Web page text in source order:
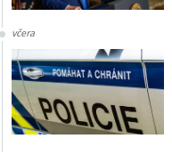
včera